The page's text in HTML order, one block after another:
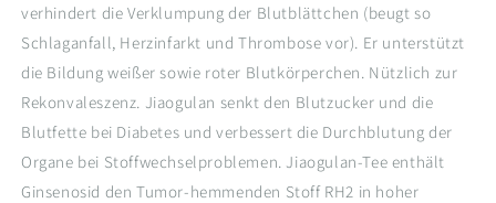
verhindert die Verklumpung der Blutblättchen (beugt so
Schlaganfall, Herzinfarkt und Thrombose vor). Er unterstützt
die Bildung weißer sowie roter Blutkörperchen. Nützlich zur
Rekonvaleszenz. Jiaogulan senkt den Blutzucker und die
Blutfette bei Diabetes und verbessert die Durchblutung der
Organe bei Stoffwechselproblemen. Jiaogulan-Tee enthält
Ginsenosid den Tumor-hemmenden Stoff RH2 in hoher